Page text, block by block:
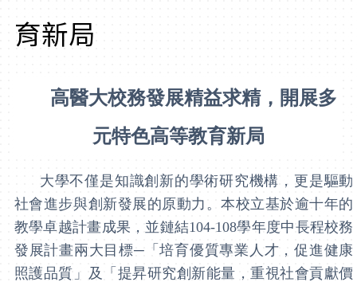
育新局
高醫大校務發展精益求精，開展多
元特色高等教育新局
大學不僅是知識創新的學術研究機構，更是驅動
社會進步與創新發展的原動力。本校立基於逾十年的
教學卓越計畫成果，並鏈結104-108學年度中長程校務
發展計畫兩大目標─「培育優質專業人才，促進健康
照護品質」及「提昇研究創新能量，重視社會貢獻價